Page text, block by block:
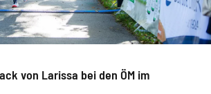
von Larissa bei den ÖM im